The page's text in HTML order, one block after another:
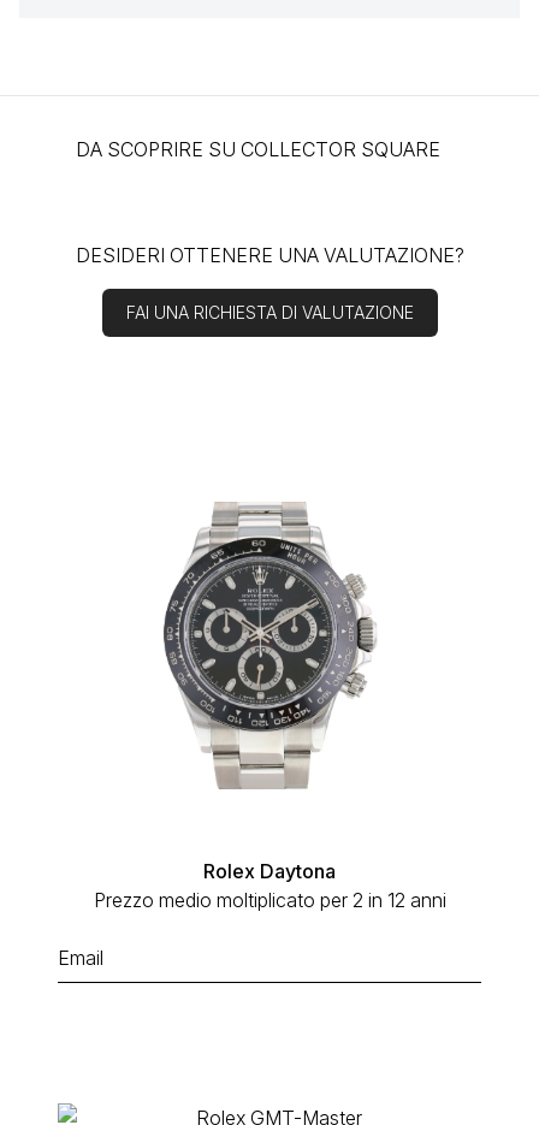
DA SCOPRIRE SU COLLECTOR SQUARE
DESIDERI OTTENERE UNA VALUTAZIONE?
FAI UNA RICHIESTA DI VALUTAZIONE
Rolex Daytona
Prezzo medio moltiplicato per 2 in 12 anni